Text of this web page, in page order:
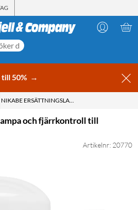
till 50% →
NIKABE ERSÄTTNINGSLAMPA OCH FJÄRRKONTROLL TILL STUDIOSET
och fjärrkontroll till
Artikelnr: 20770